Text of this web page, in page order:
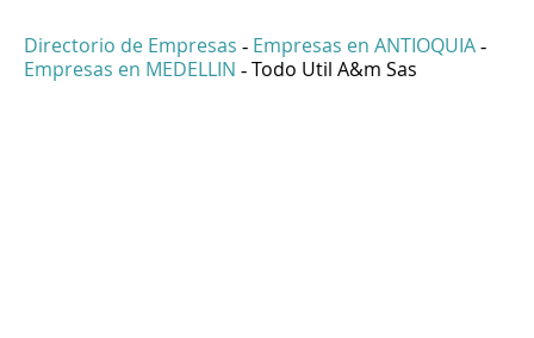
Directorio de Empresas - Empresas en ANTIOQUIA -
Empresas en MEDELLIN - Todo Util A&m Sas